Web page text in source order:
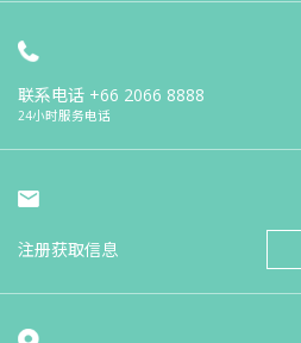
联系电话 +66 2066 8888
24小时服务电话
注册获取信息